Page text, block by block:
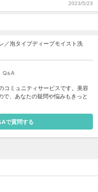
2023/5/23
／泡タイプディープモイスト洗
コミュニティサービスです。美容
で、あなたの疑問や悩みもきっと
で質問する